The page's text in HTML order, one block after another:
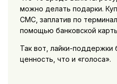
можно делать подарки.
СМС, заплатив по
помощью банковской
Так вот, лайки-
ценность, что и «голоса».